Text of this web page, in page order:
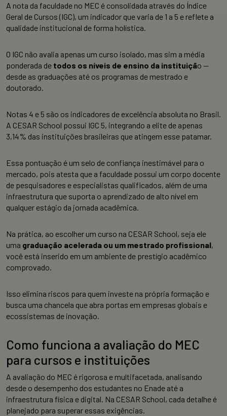
A nota da faculdade no MEC é consolidada através do Índice
Geral de Cursos (IGC), um indicador que varia de 1 a 5 e reflete a
qualidade institucional de forma holística.
O IGC não avalia apenas um curso isolado, mas sim a média
ponderada de todos os níveis de ensino da instituição —
desde as graduações até os programas de mestrado e
doutorado.
Notas 4 e 5 são os indicadores de excelência absoluta no Brasil.
A CESAR School possui IGC 5, integrando a elite de apenas
3,14% das instituições brasileiras que atingem esse patamar.
Essa pontuação é um selo de confiança inestimável para o
mercado, pois atesta que a faculdade possui um corpo docente
de pesquisadores e especialistas qualificados, além de uma
infraestrutura que suporta o aprendizado de alto nível em
qualquer estágio da jornada acadêmica.
Na prática, ao escolher um curso na CESAR School, seja ele
uma graduação acelerada ou um mestrado profissional,
você está inserido em um ambiente de prestígio acadêmico
comprovado.
Isso elimina riscos para quem investe na própria formação e
busca uma chancela que abra portas em empresas globais e
ecossistemas de inovação.
Como funciona a avaliação do MEC
para cursos e instituições
A avaliação do MEC é rigorosa e multifacetada, analisando
desde o desempenho dos estudantes no Enade até a
infraestrutura física e digital. Na CESAR School, cada detalhe é
planejado para superar essas exigências.